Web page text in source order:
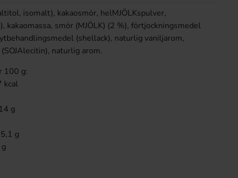
isomalt), kakaosmör, helMJÖLKspulver,
kakaomassa, smör (MJÖLK) (2 %), förtjockningsmedel
(shellack), naturlig vaniljarom,
naturlig arom.
100 g:
kcal
g
g